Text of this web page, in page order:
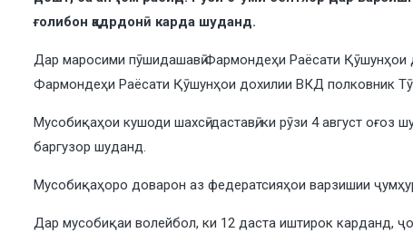
ғолибон қадрдонӣ карда шуданд.
Дар маросими пӯшидашавӣ Фармондеҳи Раёсати Қӯшунҳои
Фармондеҳи Раёсати Қӯшунҳои дохилии ВКД полковник
Мусобиқаҳои кушоди шахсӣ-даставӣ, ки рӯзи 4 август
баргузор шуданд.
Мусобиқаҳоро доварон аз федератсияҳои варзишии
Дар мусобиқаи волейбол, ки 12 даста иштирок карданд,